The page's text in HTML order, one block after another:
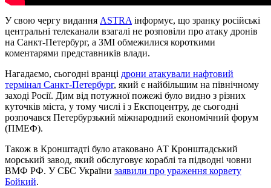
У свою чергу видання ASTRA інформує, що зранку російські
центральні телеканали взагалі не розповіли про атаку дронів
на Санкт-Петербург, а ЗМІ обмежилися короткими
коментарями представників влади.
Нагадаємо, сьогодні вранці дрони атакували нафтовий
термінал Санкт-Петербург, який є найбільшим на північному
заході Росії. Дим від потужної пожежі було видно з різних
куточків міста, у тому числі і з Експоцентру, де сьогодні
розпочався Петербурзький міжнародний економічний форум
(ПМЕФ).
Також в Кронштадті було атаковано АТ Кронштадський
морський завод, який обслуговує кораблі та підводні човни
ВМФ РФ. У СБС України заявили про ураження корвету
Бойкий.